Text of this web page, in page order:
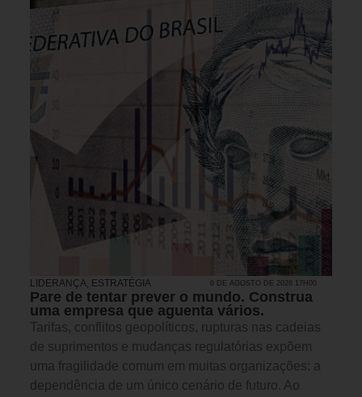
LIDERANÇA, ESTRATÉGIA 6 DE AGOSTO DE 2026 17H00
Pare de tentar prever o mundo. Construa
uma empresa que aguenta vários.
Tarifas, conflitos geopolíticos, rupturas nas cadeias
de suprimentos e mudanças regulatórias expõem
uma fragilidade comum em muitas organizações: a
dependência de um único cenário de futuro. Ao